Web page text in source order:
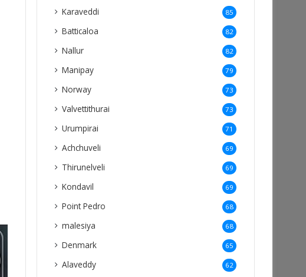
Karaveddi 85
Batticaloa 82
Nallur 82
Manipay 79
Norway 73
Valvettithurai 73
Urumpirai 71
Achchuveli 69
Thirunelveli 69
Kondavil 69
Point Pedro 68
malesiya 68
Denmark 65
Alaveddy 62